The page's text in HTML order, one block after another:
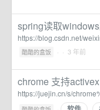
spring读取
https://blog.csdn.net/
酷酷的盒饭 · · 3 年前
chrome 支持activex
https://juejin.cn/s/